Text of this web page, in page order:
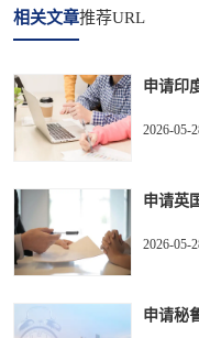
相关文章推荐URL
申请印
2026-05-
申请英
2026-05-
申请秘